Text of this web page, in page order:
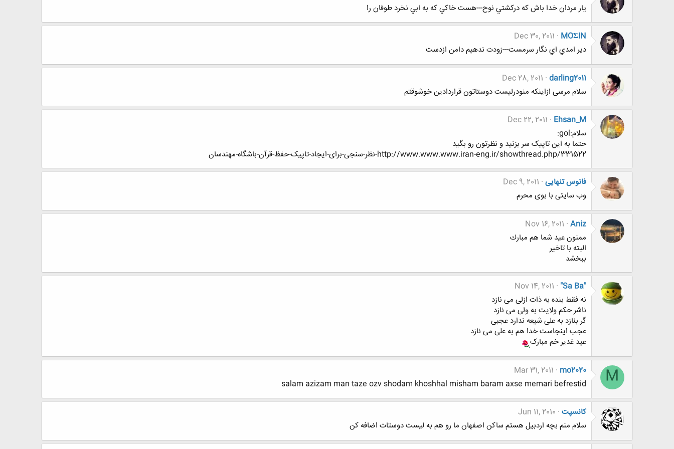
يار مردان خدا باش كه دركشتي نوح---هست خاكي كه به ابي نخرد طوفان را
MOΣIN
Dec 30, 2011
دير امدي اي نگار سرمست---زودت ندهيم دامن ازدست
darling2011
Dec 28, 2011
سلام مرسی ازاینکه منودرلیست دوستاتون قراردادین خوشوقتم
Ehsan_M
Dec 22, 2011
سلام:gol:
حتما به این تاپیک سر بزنید و نظرتون رو بگید
http://www.www.www.iran-eng.ir/showthread.php/331522-نظر-سنجی-برای-ایجاد-تاپیک-حفظ-قرآن-باشگاه-مهندسان
فانوس تنهایی Dec 9, 2011
وب سایتی با بوی محرم
Aniz
Nov 16, 2011
ممنون عيد شما هم مبارك
البته با تاخير
ببخشد
"Sa Ba"
Nov 14, 2011
نه فقط بنده به ذات ازلی می نازد
ناشر حکم ولایت به ولی می نازد
گر بنازد به علی شیعه ندارد عجبی
عجب اینجاست خدا هم به علی می نازد
عید غدیر خم مبارک
M
mo2020
Mar 31, 2011
salam azizam man taze ozv shodam khoshhal misham baram axse memari befrestid
كانسپت Jun 11, 2010
سلام منم بچه اردبيل هستم ساكن اصفهان ما رو هم به ليست دوستات اضافه كن